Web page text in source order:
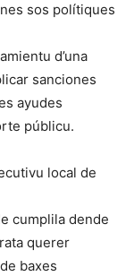
sos polítiques
d’una
sanciones
ayudes
públicu.
local de
cumplila dende
querer
baxes